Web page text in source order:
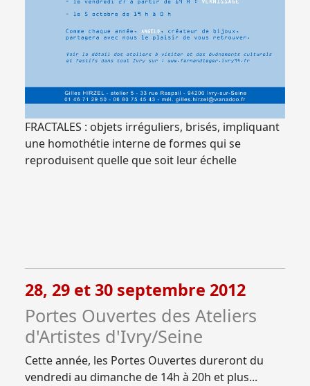
FRACTALES : objets irréguliers, brisés, impliquant
une homothétie interne de formes qui se
reproduisent quelle que soit leur échelle
28, 29 et 30 septembre 2012
Portes Ouvertes des Ateliers
d'Artistes d'Ivry/Seine
Cette année, les Portes Ouvertes dureront du
vendredi au dimanche de 14h à 20h et plus...